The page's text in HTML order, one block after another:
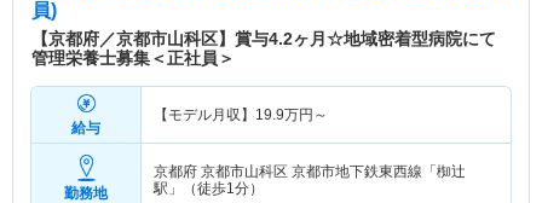
員)
【京都府／京都市山科区】賞与4.2ヶ月☆地域密着型病院にて
管理栄養士募集＜正社員＞
給与
【モデル月収】 19.9万円～
勤務地
京都府 京都市山科区 京都市地下鉄東西線「椥辻
駅」（徒歩1分）